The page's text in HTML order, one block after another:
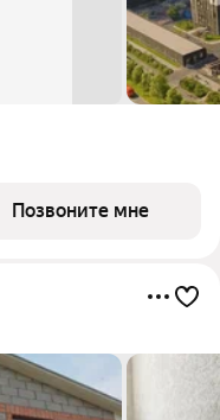
Позвоните мне